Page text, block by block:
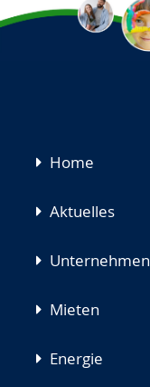
Navigation
Home
Aktuelles
Unternehmen
Mieten
Energie